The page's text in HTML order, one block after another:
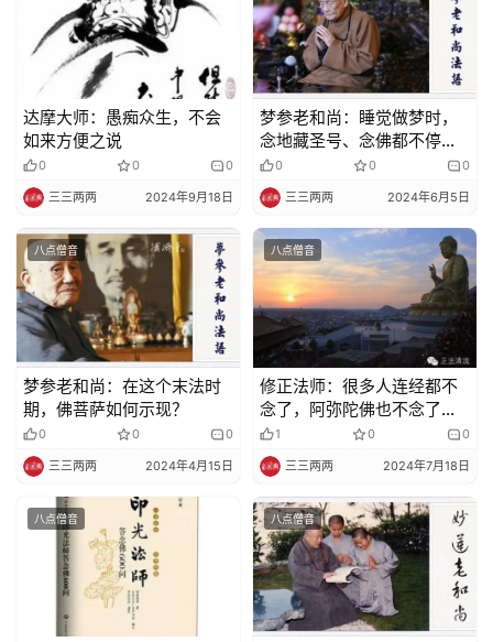
达摩大师：愚痴众生，不会
如来方便之说
0 0 0
三三两两 2024年9月18日
梦参老和尚：睡觉做梦时，
念地藏圣号、念佛都不停止
的方法
0 0 0
三三两两 2024年6月5日
八点僧音
梦参老和尚：在这个末法时
期，佛菩萨如何示现？
0 0 0
三三两两 2024年4月15日
八点僧音
修正法师：很多人连经都不
念了，阿弥陀佛也不念了，
都跑去学 弟 子 规。。。
1 0 0
三三两两 2024年7月18日
八点僧音 八点僧音